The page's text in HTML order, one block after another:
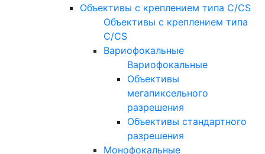
Объективы с креплением типа C/CS
Объективы с креплением типа
C/CS
Вариофокальные
Вариофокальные
Объективы
мегапиксельного
разрешения
Объективы стандартного
разрешения
Монофокальные